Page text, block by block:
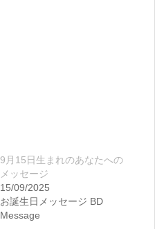
9月15日生まれのあなたへの
メッセージ
15/09/2025
お誕生日メッセージ BD
Message